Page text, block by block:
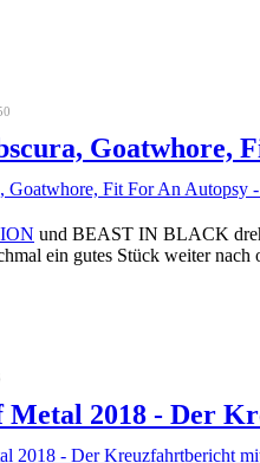
Goatwhore,
und BEAST IN BLACK
ein gutes Stück weiter nach
Metal 2018 - Der